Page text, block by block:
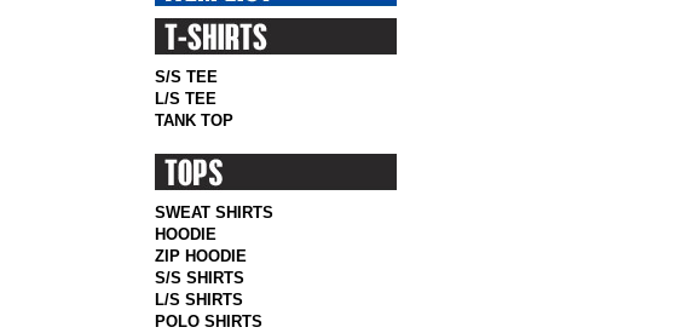
S/S TEE
L/S TEE
TANK TOP
SWEAT SHIRTS
HOODIE
ZIP HOODIE
S/S SHIRTS
L/S SHIRTS
POLO SHIRTS